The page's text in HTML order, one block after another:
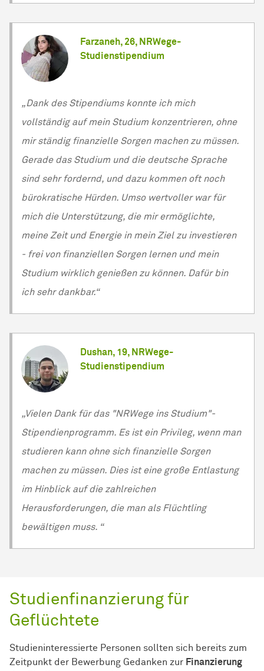
Farzaneh, 26, NRWege-
Studienstipendium
„Dank des Stipendiums konnte ich mich
vollständig auf mein Studium konzentrieren, ohne
mir ständig finanzielle Sorgen machen zu müssen.
Gerade das Studium und die deutsche Sprache
sind sehr fordernd, und dazu kommen oft noch
bürokratische Hürden. Umso wertvoller war für
mich die Unterstützung, die mir ermöglichte,
meine Zeit und Energie in mein Ziel zu investieren
- frei von finanziellen Sorgen lernen und mein
Studium wirklich genießen zu können. Dafür bin
ich sehr dankbar.“
Dushan, 19, NRWege-
Studienstipendium
„Vielen Dank für das "NRWege ins Studium"-
Stipendienprogramm. Es ist ein Privileg, wenn man
studieren kann ohne sich finanzielle Sorgen
machen zu müssen. Dies ist eine große Entlastung
im Hinblick auf die zahlreichen
Herausforderungen, die man als Flüchtling
bewältigen muss. “
Studienfinanzierung für
Geflüchtete
Studieninteressierte Personen sollten sich bereits zum
Zeitpunkt der Bewerbung Gedanken zur Finanzierung